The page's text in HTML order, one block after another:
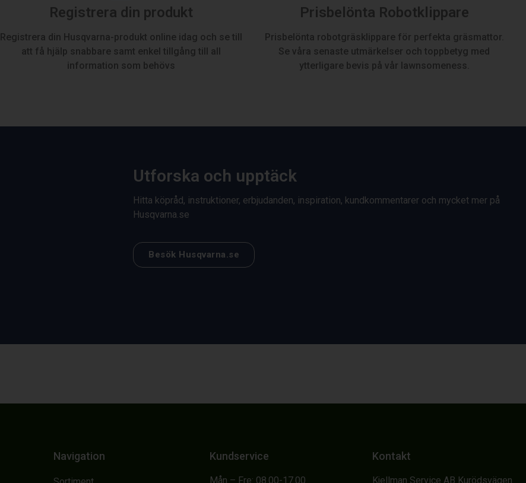
Registrera din produkt
Registrera din Husqvarna-produkt online idag och se till
att få hjälp snabbare samt enkel tillgång till all
information som behövs
Prisbelönta Robotklippare
Prisbelönta robotgräsklippare för perfekta gräsmattor.
Se våra senaste utmärkelser och toppbetyg med
ytterligare bevis på vår lawnsomeness.
Utforska och upptäck
Hitta köpråd, instruktioner, erbjudanden, inspiration, kundkommentarer och mycket mer på
Husqvarna.se
Besök Husqvarna.se
Navigation Kundservice
Mån – Fre: 08.00-17.00
Kontakt
Kjellman Service AB Kurödsvägen